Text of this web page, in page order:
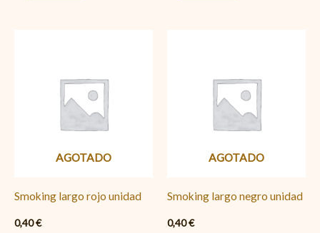
AGOTADO
Smoking largo rojo unidad
0,40€
AGOTADO
Smoking largo negro unidad
0,40€